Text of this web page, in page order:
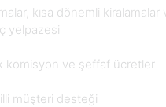
kısa dönemli
yelpazesi
komisyon ve şeffaf ücretler
müşteri desteği